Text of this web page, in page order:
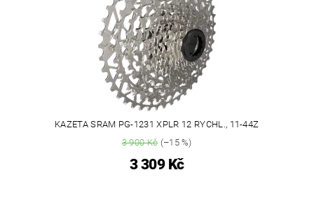
KAZETA SRAM PG-1231 XPLR 12 RYCHL., 11-44Z
3 900 Kč(–15 %)
3 309 Kč